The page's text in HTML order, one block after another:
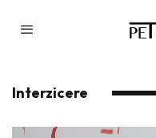
Interzicere